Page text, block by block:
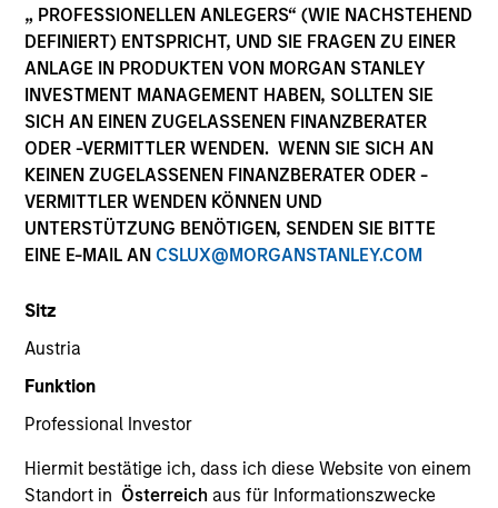
„ PROFESSIONELLEN ANLEGERS“ (WIE NACHSTEHEND
DEFINIERT) ENTSPRICHT, UND SIE FRAGEN ZU EINER
ANLAGE IN PRODUKTEN VON MORGAN STANLEY
INVESTMENT MANAGEMENT HABEN, SOLLTEN SIE
SICH AN EINEN ZUGELASSENEN FINANZBERATER
ODER -VERMITTLER WENDEN. WENN SIE SICH AN
KEINEN ZUGELASSENEN FINANZBERATER ODER -
VERMITTLER WENDEN KÖNNEN UND
UNTERSTÜTZUNG BENÖTIGEN, SENDEN SIE BITTE
EINE E-MAIL AN CSLUX@MORGANSTANLEY.COM
Sitz
Austria
Funktion
Professional Investor
Hiermit bestätige ich, dass ich diese Website von einem
Standort in Österreich aus für Informationszwecke
15 Years
TEAM